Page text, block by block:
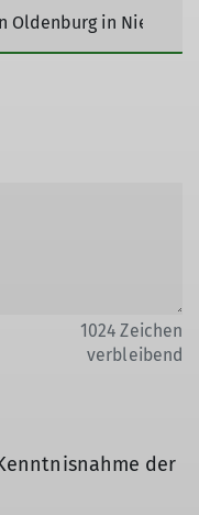
1024 Zeichen
verbleibend
der